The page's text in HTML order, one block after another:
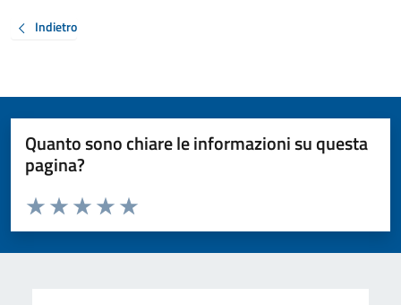
Indietro
Quanto sono chiare le informazioni su questa
pagina?
Valuta da 1 a 5 stelle la pagina
Valuta 5 stelle su 5
Valuta 4 stelle su 5
Valuta 3 stelle su 5
Valuta 2 stelle su 5
Valuta 1 stelle su 5